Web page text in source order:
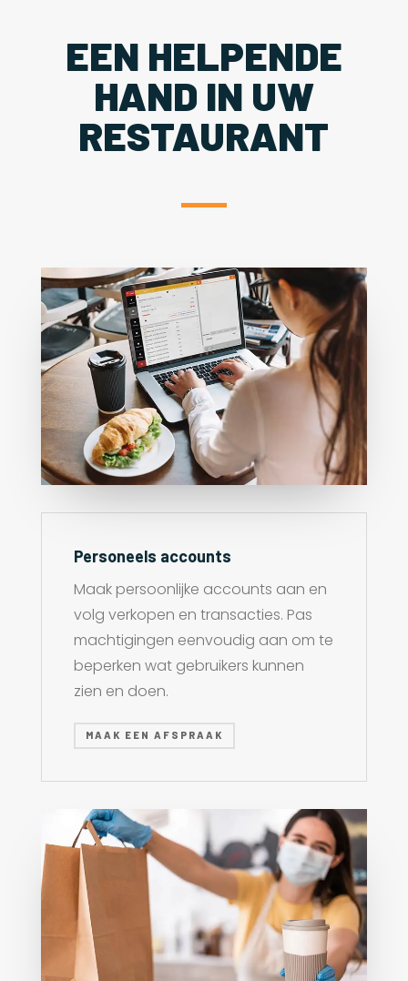
EEN HELPENDE
HAND IN UW
RESTAURANT
Personeels accounts
Maak persoonlijke accounts aan en
volg verkopen en transacties. Pas
machtigingen eenvoudig aan om te
beperken wat gebruikers kunnen
zien en doen.
MAAK EEN AFSPRAAK